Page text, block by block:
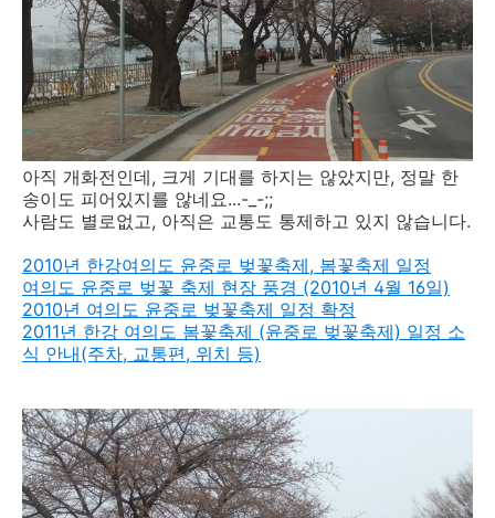
아직 개화전인데, 크게 기대를 하지는 않았지만, 정말 한
송이도 피어있지를 않네요...-_-;;
사람도 별로없고, 아직은 교통도 통제하고 있지 않습니다.
2010년 한강여의도 윤중로 벚꽃축제, 봄꽃축제 일정
여의도 윤중로 벚꽃 축제 현장 풍경 (2010년 4월 16일)
2010년 여의도 윤중로 벚꽃축제 일정 확정
2011년 한강 여의도 봄꽃축제 (윤중로 벚꽃축제) 일정 소
식 안내(주차, 교통편, 위치 등)